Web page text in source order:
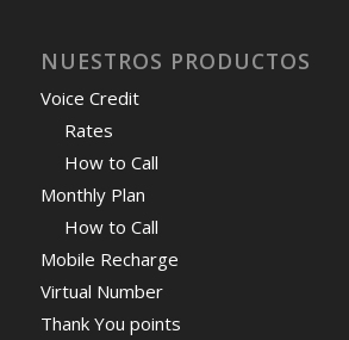
NUESTROS PRODUCTOS
Voice Credit
Rates
How to Call
Monthly Plan
How to Call
Mobile Recharge
Virtual Number
Thank You points